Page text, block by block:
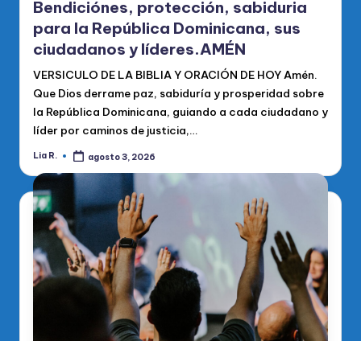
Bendiciónes, protección, sabiduria
para la República Dominicana, sus
ciudadanos y líderes.AMÉN
VERSICULO DE LA BIBLIA Y ORACIÓN DE HOY Amén.
Que Dios derrame paz, sabiduría y prosperidad sobre
la República Dominicana, guiando a cada ciudadano y
líder por caminos de justicia,…
Publicado
Lia R. agosto 3, 2026